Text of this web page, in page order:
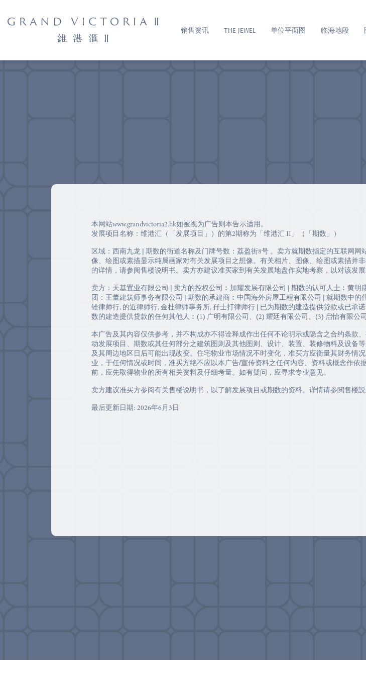
销售资讯 THE JEWEL 单位平面图 临海地段
本网站www.grandvictoria2.hk如被视为广告则本告示适用。
发展项目名称：维港汇（「发展项目」）的第2期称为「维港汇 II」（「期数」）
区域：西南九龙 | 期数的街道名称及门牌号数：荔盈街8号 。卖方就期数指定的互联网网
像、绘图或素描显示纯属画家对有关发展项目之想像。有关相片、图像、绘图或素描并
的详情，请参阅售楼说明书。卖方亦建议准买家到有关发展地盘作实地考察，以对该发
卖方：天基置业有限公司 | 卖方的控权公司︰加耀发展有限公司 | 期数的认可人士︰黄
团：王董建筑师事务有限公司 | 期数的承建商︰中国海外房屋工程有限公司 | 就期数中
铨律师行, 的近律师行, 金杜律师事务所, 孖士打律师行 | 已为期数的建造提供贷款或已
数的建造提供贷款的任何其他人︰(1) 广明有限公司、(2) 耀廷有限公司、(3) 启怡有限公
本广告及其内容仅供参考，并不构成亦不得诠释成作出任何不论明示或隐含之合约条款
动发展项目、期数或其任何部分之建筑图则及其他图则、设计、装置、装修物料及设备
及其周边地区日后可能出现改变。住宅物业市场情况不时变化，准买方应衡量其财务情
业，于任何情况或时间，准买方绝不应以本广告/宣传资料之任何内容、资料或概念作
前，应先取得物业的所有相关资料及仔细考量。如有疑问，应寻求专业意见。
卖方建议准买方参阅有关售楼说明书，以了解发展项目或期数的资料。详情请参閲售楼説
最后更新日期: 2026年6月3日